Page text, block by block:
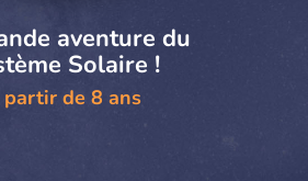
aventure du
Solaire !
partir de 8 ans